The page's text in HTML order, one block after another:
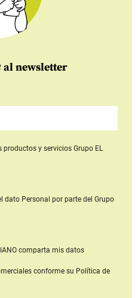
al newsletter
productos y serviciosGrupo EL
dato Personal por parte del Grupo
comparta mis datos
conforme su Política de